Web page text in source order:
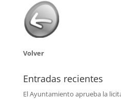
Volver
Entradas recientes
El Ayuntamiento aprueba la